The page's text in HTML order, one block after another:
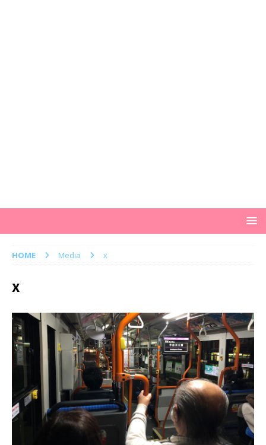
HOME Media x
x